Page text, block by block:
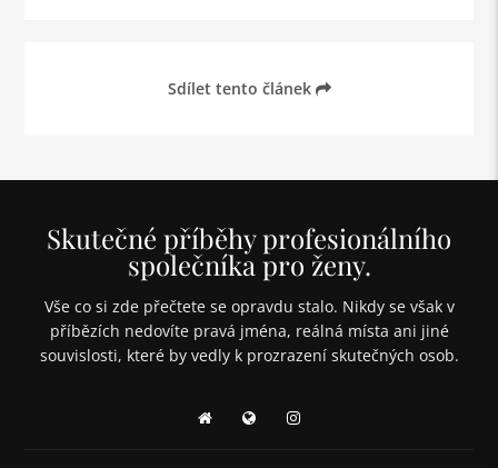
Sdílet tento článek
Skutečné příběhy profesionálního
společníka pro ženy.
Vše co si zde přečtete se opravdu stalo. Nikdy se však v
příbězích nedovíte pravá jména, reálná místa ani jiné
souvislosti, které by vedly k prozrazení skutečných osob.